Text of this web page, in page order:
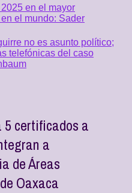
en el mayor
el mundo: Sader
no es asunto político;
telefónicas del caso
5 certificados a
a
de Áreas
Oaxaca